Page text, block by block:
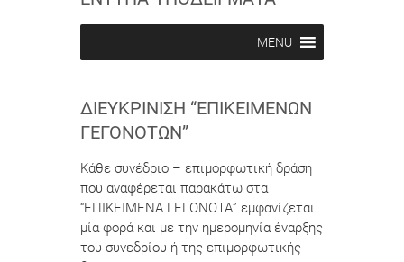
MENU
ΔΙΕΥΚΡΊΝΙΣΗ “ΕΠΙΚΕΊΜΕΝΩΝ
ΓΕΓΟΝΌΤΩΝ”
Κάθε συνέδριο – επιμορφωτική δράση
που αναφέρεται παρακάτω στα
“ΕΠΙΚΕΙΜΕΝΑ ΓΕΓΟΝΟΤΑ” εμφανίζεται
μία φορά και με την ημερομηνία έναρξης
του συνεδρίου ή της επιμορφωτικής